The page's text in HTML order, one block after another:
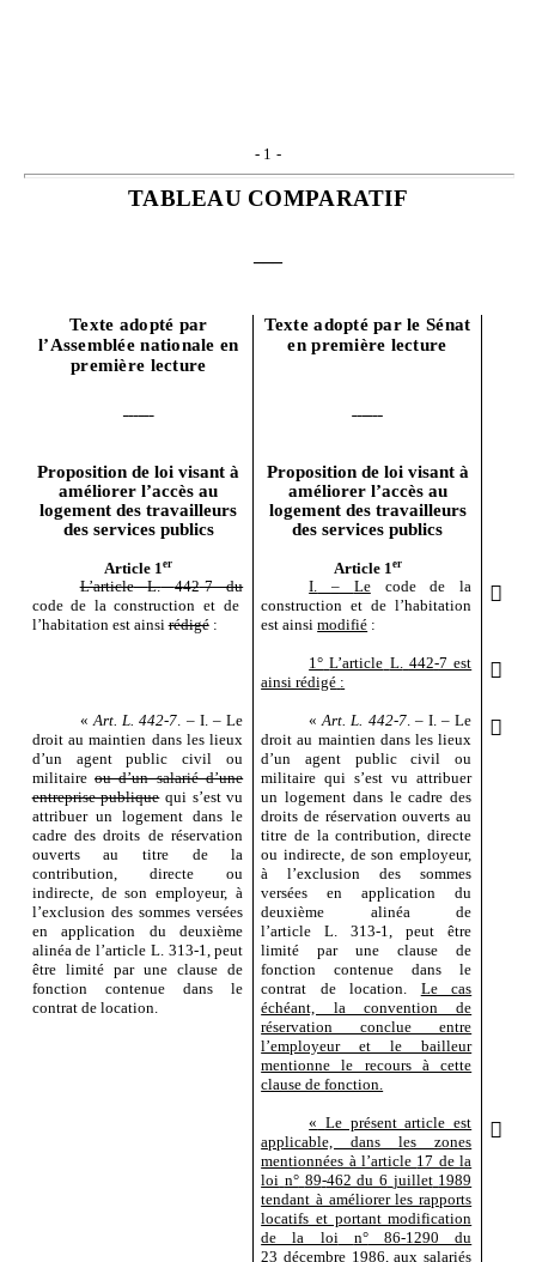
- 1 -
TABLEAU COMPARATIF
Texte adopté par
l’Assemblée nationale en
première lecture
Texte adopté par le Sénat
en première lecture
Proposition de loi visant à
améliorer l’accès au
logement des travailleurs
des services publics
Proposition de loi visant à
améliorer l’accès au
logement des travailleurs
des services publics
Article 1er Article 1er
L’article L. 442‑7 du
code de la construction et de
l’habitation est ainsirédigé :
I. – Lecode de la
construction et de l’habitation
est ainsimodifié :

1° L’article L. 442‑7 est
ainsi rédigé : 
« Art. L. 442‑7 – I. – Le
droit au maintien dans les lieux
d’un agent public civil ou
militaireou d’un salarié d’une
entreprise publiquequi s’est vu
attribuer un logement dans le
cadre des droits de réservation
ouverts au titre de la
contribution, directe ou
indirecte, de son employeur, à
l’exclusion des sommes versées
en application du deuxième
alinéa de l’article L. 313‑1, peut
être limité par une clause de
fonction contenue dans le
contrat de location.
« Art. L. 442‑7. – I. – Le
droit au maintien dans les lieux
d’un agent public civil ou
militaire qui s’est vu attribuer
un logement dans le cadre des
droits de réservation ouverts au
titre de la contribution, directe
ou indirecte, de son employeur,
à l’exclusion des sommes
versées en application du
deuxième alinéa de
l’article
L. 313‑1, peut être
limité par une clause de
fonction contenue dans le
contrat de location. Le cas
échéant, la convention de
réservation conclue entre
l’employeur et le bailleur
mentionne le recours à cette
clause de fonction.

« Le présent article est
applicable, dans les zones
mentionnées à l’article 17 de la
loi n° 89‑462 du 6 juillet 1989
tendant à améliorer les rapports
locatifs et portant modification
de la loi
n° 86‑1290 du
23 décembre 1986, aux salariés
